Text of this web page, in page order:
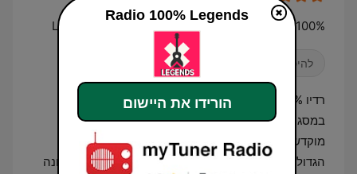
100% Legends — a Radios 100FM digital channel
להיטים קלסיים אולדיז
רדיו 100% Legends הוא ערוץ מוזיקה דיגיטלי הפועל
במסגרת פלטפורמת השידורים של רדיוס 100FM, והוא
מוקדש כולו להשמעת יצירות של האמנים וההרכבים
הגדולים ביותר בהיסטוריה של המוזיקה העולמית. התחנה
Radio 100% Legends
הורידו את היישום